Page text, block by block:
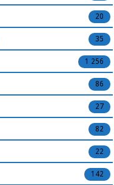
20
35
1 256
86
27
82
22
142